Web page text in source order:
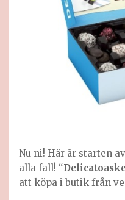
Nu ni! Här är starten
alla fall! “
att köpa i butik från